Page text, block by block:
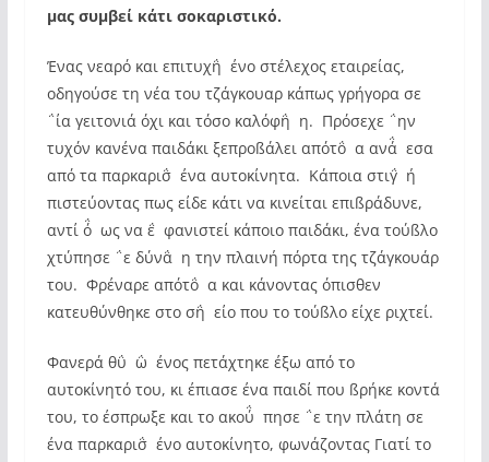
μας συμβεί κάτι σοκαριστικό.
Ένας νεαρό και επιτυχη΅ένο στέλεχος εταιρείας,
οδηγούσε τη νέα του τζάγκουαρ κάπως γρήγορα σε
΅ία γειτονιά όχι και τόσο καλόφη΅η. Πρόσεχε ΅ην
τυχόν κανένα παιδάκι ξεπροßάλει απότο΅α ανά΅εσα
από τα παρκαρισ΅ένα αυτοκίνητα. Κάποια στιγ΅ή
πιστεύοντας πως είδε κάτι να κινείται επιßράδυνε,
αντί ό΅ως να ε΅φανιστεί κάποιο παιδάκι, ένα τούßλο
χτύπησε ΅ε δύνα΅η την πλαινή πόρτα της τζάγκουάρ
του. Φρέναρε απότο΅α και κάνοντας όπισθεν
κατευθύνθηκε στο ση΅είο που το τούßλο είχε ριχτεί.
Φανερά θυ΅ω΅ένος πετάχτηκε έξω από το
αυτοκίνητό του, κι έπιασε ένα παιδί που ßρήκε κοντά
του, το έσπρωξε και το ακού΅πησε ΅ε την πλάτη σε
ένα παρκαρισ΅ένο αυτοκίνητο, φωνάζοντας Γιατί το